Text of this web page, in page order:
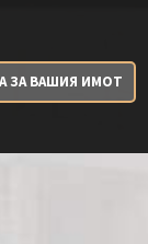
ЗА ВАШИЯ ИМОТ